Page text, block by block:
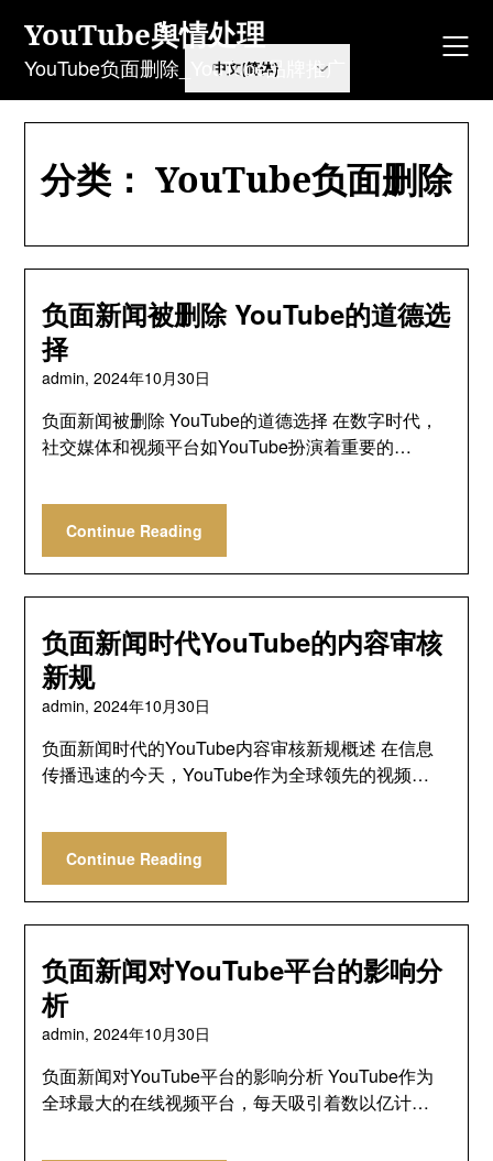
content
YouTube舆情处理
YouTube负面删除_YouTube品牌推广
分类： YouTube负面删除
负面新闻被删除 YouTube的道德选
择
admin,2024年10月30日
负面新闻被删除 YouTube的道德选择 在数字时代，
社交媒体和视频平台如YouTube扮演着重要的…
Continue Reading
负面新闻时代YouTube的内容审核
新规
admin,2024年10月30日
负面新闻时代的YouTube内容审核新规概述 在信息
传播迅速的今天，YouTube作为全球领先的视频…
Continue Reading
负面新闻对YouTube平台的影响分
析
admin,2024年10月30日
负面新闻对YouTube平台的影响分析 YouTube作为
全球最大的在线视频平台，每天吸引着数以亿计…